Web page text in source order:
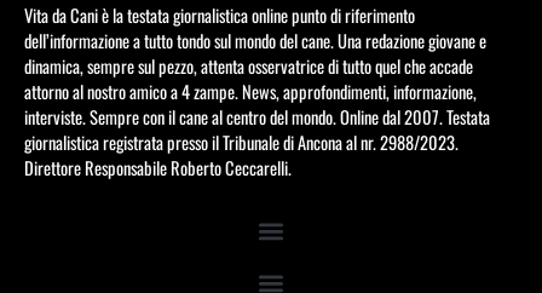
Vita da Cani è la testata giornalistica online punto di riferimento
dell’informazione a tutto tondo sul mondo del cane. Una redazione giovane e
dinamica, sempre sul pezzo, attenta osservatrice di tutto quel che accade
attorno al nostro amico a 4 zampe. News, approfondimenti, informazione,
interviste. Sempre con il cane al centro del mondo. Online dal 2007. Testata
giornalistica registrata presso il Tribunale di Ancona al nr. 2988/2023.
Direttore Responsabile Roberto Ceccarelli.